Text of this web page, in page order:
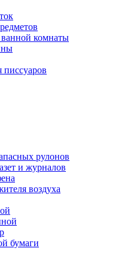
комнаты
писсуаров
рулонов
и журналов
воздуха
бумаги